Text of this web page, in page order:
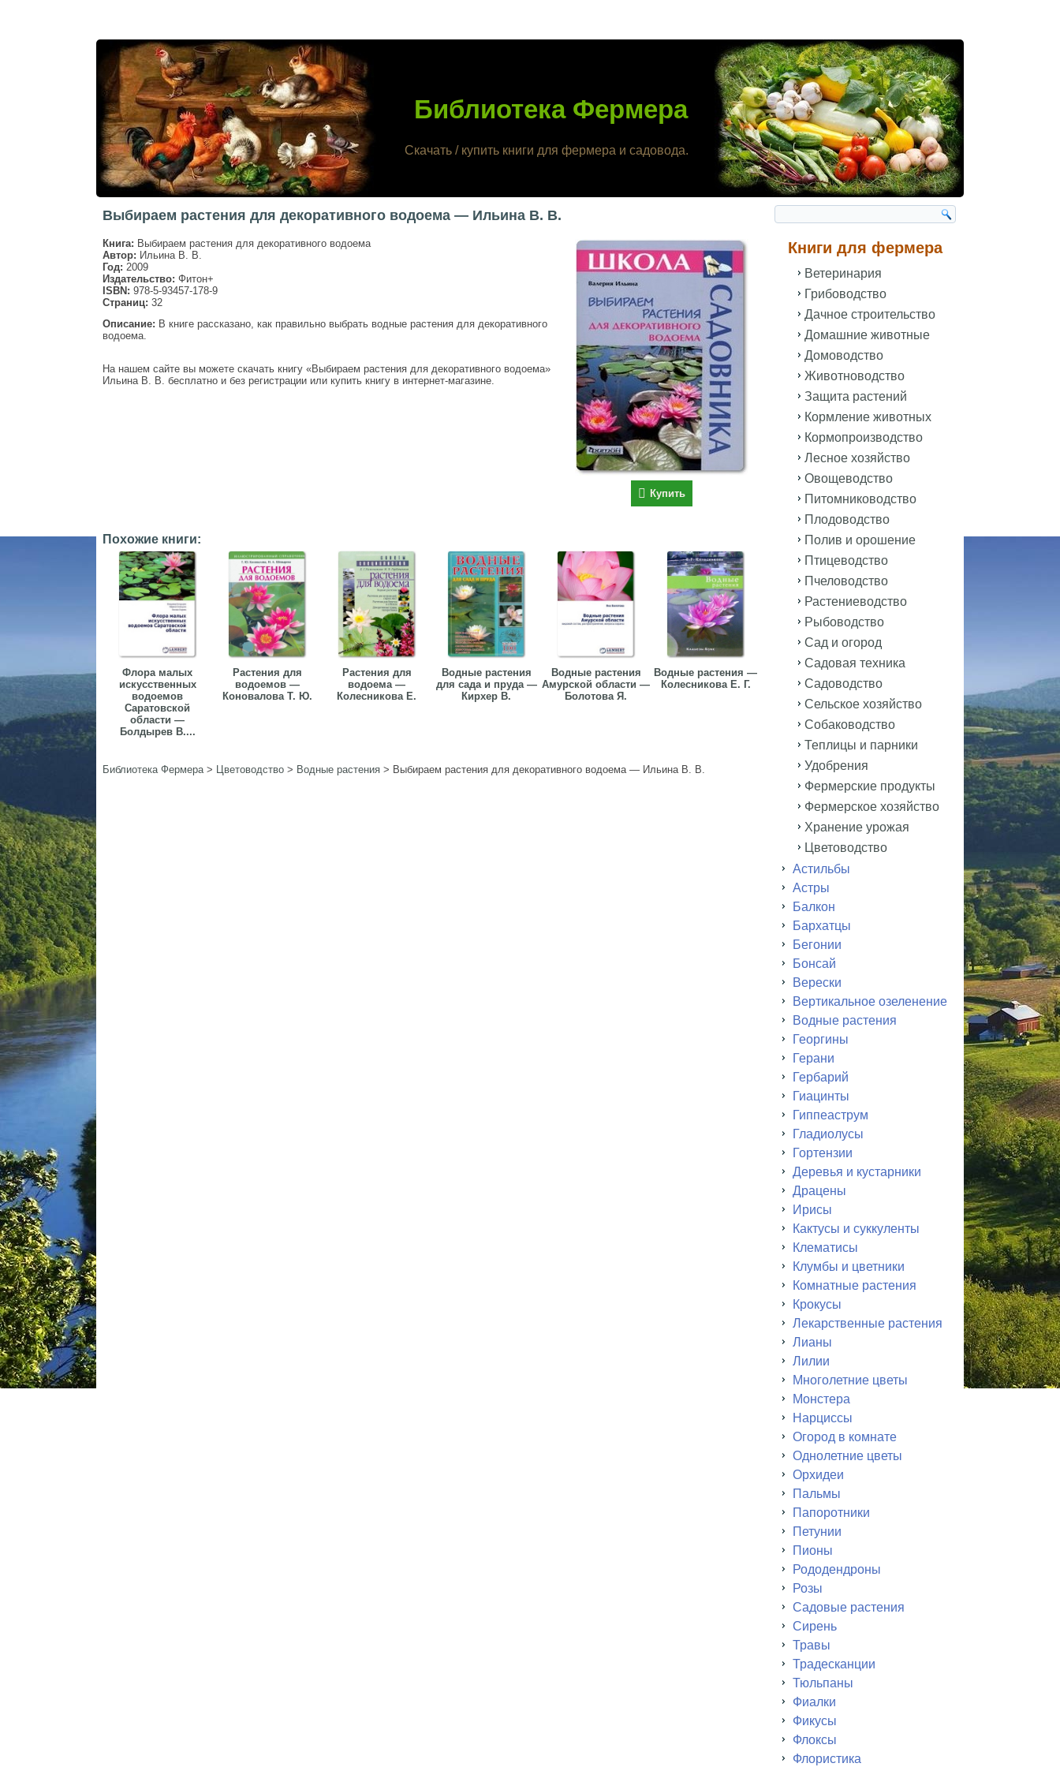
Библиотека Фермера
Скачать / купить книги для фермера и садовода.
Выбираем растения для декоративного водоема — Ильина В. В.
Купить
Книга: Выбираем растения для декоративного водоема
Автор: Ильина В. В.
Год: 2009
Издательство: Фитон+
ISBN: 978-5-93457-178-9
Страниц: 32
Описание: В книге рассказано, как правильно выбрать водные растения для декоративного
водоема.
На нашем сайте вы можете скачать книгу «Выбираем растения для декоративного водоема»
Ильина В. В. бесплатно и без регистрации или купить книгу в интернет-магазине.
Похожие книги:
Флора малых
искусственных
водоемов
Саратовской
области —
Болдырев В....
Растения для
водоемов —
Коновалова Т. Ю.
Растения для
водоема —
Колесникова Е.
Водные растения
для сада и пруда —
Кирхер В.
Водные растения
Амурской области —
Болотова Я.
Водные растения —
Колесникова Е. Г.
Библиотека Фермера> Цветоводство > Водные растения > Выбираем растения для декоративного водоема — Ильина В. В.
Книги для фермера
Ветеринария
Грибоводство
Дачное строительство
Домашние животные
Домоводство
Животноводство
Защита растений
Кормление животных
Кормопроизводство
Лесное хозяйство
Овощеводство
Питомниководство
Плодоводство
Полив и орошение
Птицеводство
Пчеловодство
Растениеводство
Рыбоводство
Сад и огород
Садовая техника
Садоводство
Сельское хозяйство
Собаководство
Теплицы и парники
Удобрения
Фермерские продукты
Фермерское хозяйство
Хранение урожая
Цветоводство
Астильбы
Астры
Балкон
Бархатцы
Бегонии
Бонсай
Верески
Вертикальное озеленение
Водные растения
Георгины
Герани
Гербарий
Гиацинты
Гиппеаструм
Гладиолусы
Гортензии
Деревья и кустарники
Драцены
Ирисы
Кактусы и суккуленты
Клематисы
Клумбы и цветники
Комнатные растения
Крокусы
Лекарственные растения
Лианы
Лилии
Многолетние цветы
Монстера
Нарциссы
Огород в комнате
Однолетние цветы
Орхидеи
Пальмы
Папоротники
Петунии
Пионы
Рододендроны
Розы
Садовые растения
Сирень
Травы
Традесканции
Тюльпаны
Фиалки
Фикусы
Флоксы
Флористика